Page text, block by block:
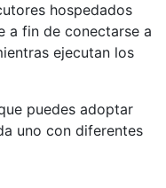
hospedados
a fin de conectarse a
ejecutan los
puedes adoptar
uno con diferentes